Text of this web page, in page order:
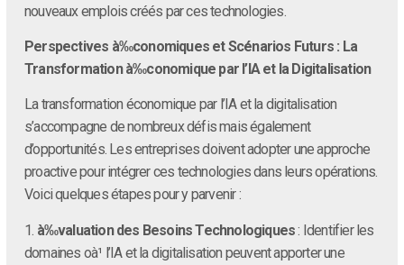
nouveaux emplois créés par ces technologies.
Perspectives à‰conomiques et Scénarios Futurs : La
Transformation à‰conomique par l’IA et la Digitalisation
La transformation économique par l’IA et la digitalisation
s’accompagne de nombreux défis mais également
d’opportunités. Les entreprises doivent adopter une approche
proactive pour intégrer ces technologies dans leurs opérations.
Voici quelques étapes pour y parvenir :
1. à‰valuation des Besoins Technologiques: Identifier les
domaines oà¹ l’IA et la digitalisation peuvent apporter une